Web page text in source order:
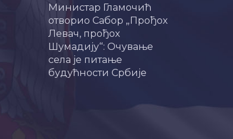
Министар Гламочић
отворио Сабор „Прођох
Левач, прођох
Шумадију“: Очување
села је питање
будућности Србије